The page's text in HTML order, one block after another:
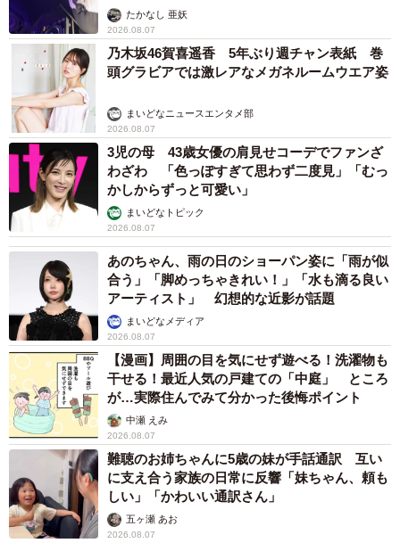
たかなし 亜妖
2026.08.07
乃木坂46賀喜遥香 5年ぶり週チャン表紙 巻
頭グラビアでは激レアなメガネルームウエア姿
まいどなニュースエンタメ部
2026.08.07
3児の母 43歳女優の肩見せコーデでファンざ
わざわ 「色っぽすぎて思わず二度見」「むっ
かしからずっと可愛い」
まいどなトピック
2026.08.07
あのちゃん、雨の日のショーパン姿に「雨が似
合う」「脚めっちゃきれい！」「水も滴る良い
アーティスト」 幻想的な近影が話題
まいどなメディア
2026.08.07
【漫画】周囲の目を気にせず遊べる！洗濯物も
干せる！最近人気の戸建ての「中庭」 ところ
が…実際住んでみて分かった後悔ポイント
中瀬 えみ
2026.08.07
難聴のお姉ちゃんに5歳の妹が手話通訳 互い
に支え合う家族の日常に反響「妹ちゃん、頼も
しい」「かわいい通訳さん」
五ヶ瀬 あお
2026.08.07